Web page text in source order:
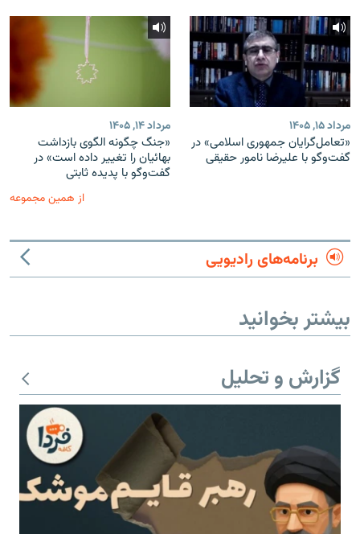
مرداد ۱۵, ۱۴۰۵
«تعامل‌گرایان جمهوری اسلامی» در
گفت‌وگو با علیرضا نامور حقیقی
مرداد ۱۴, ۱۴۰۵
«جنگ چگونه الگوی بازداشت
بهائیان را تغییر داده است» در
گفت‌وگو با پدیده ثابتی
از همین مجموعه
برنامه‌های رادیویی
بیشتر بخوانید
گزارش و تحلیل